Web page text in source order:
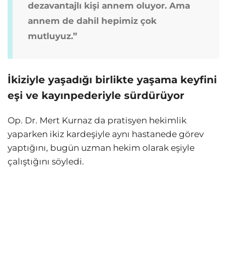
dezavantajlı kişi annem oluyor. Ama
annem de dahil hepimiz çok
mutluyuz.”
İkiziyle yaşadığı birlikte yaşama keyfini
eşi ve kayınpederiyle sürdürüyor
Op. Dr. Mert Kurnaz da pratisyen hekimlik
yaparken ikiz kardeşiyle aynı hastanede görev
yaptığını, bugün uzman hekim olarak eşiyle
çalıştığını söyledi.